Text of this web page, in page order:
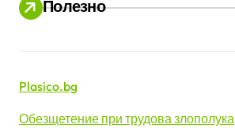
Полезно
Plasico.bg
Обезщетение при трудова злополука